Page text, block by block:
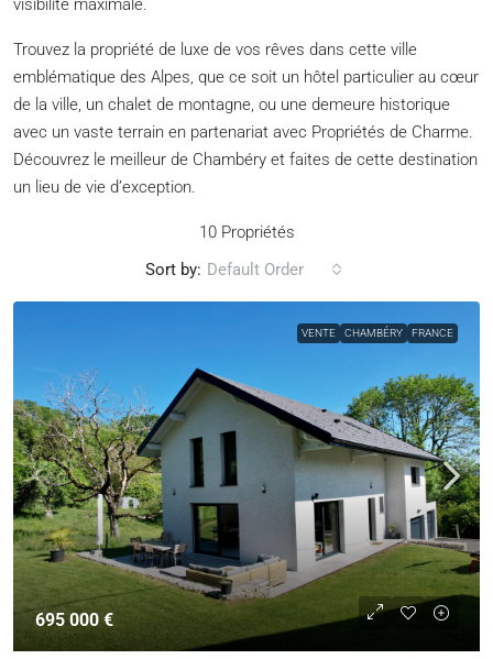
visibilité maximale.
Trouvez la propriété de luxe de vos rêves dans cette ville
emblématique des Alpes, que ce soit un hôtel particulier au cœur
de la ville, un chalet de montagne, ou une demeure historique
avec un vaste terrain en partenariat avec Propriétés de Charme.
Découvrez le meilleur de Chambéry et faites de cette destination
un lieu de vie d’exception.
10 Propriétés
Sort by: Default Order
VENTE CHAMBÉRY FRANCE
695 000 €